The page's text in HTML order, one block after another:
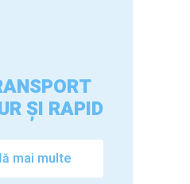
ȘI RAPID
mai multe